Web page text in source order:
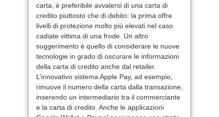
carta, è preferibile avvalersi di una carta di
credito piuttosto che di debito: la prima offre
livelli di protezione molto più elevati nel caso
cadiate vittima di una frode. Un altro
suggerimento è quello di considerare le nuove
tecnologie in grado di oscurare le informazioni
della carta di credito anche dal retailer.
L’innovativo sistema Apple Pay, ad esempio,
rimuove il numero della carta dalla transazione,
inserendo un intermediario tra il commerciante
e la carta di credito. Anche le applicazioni